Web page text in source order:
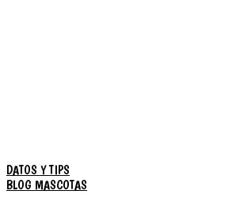
DATOS Y TIPS
BLOG MASCOTAS